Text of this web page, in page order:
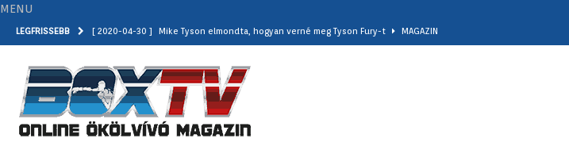
MENU
LEGFRISSEBB [ 2020-04-30 ] Mike Tyson elmondta, hogyan verné meg Tyson Fury-t MAGAZIN
[ 2020-04-28 ] Bob Arum júniusban már rendezne kisebb gálákat
[ 2020-04-27 ] Rocky Marciano 1956-ban ezen a napon jelentette be visszavonulását
[ 2020-05-01 ] Rejtett kamera kapta lencsevégre Super Mario-t és barátait.